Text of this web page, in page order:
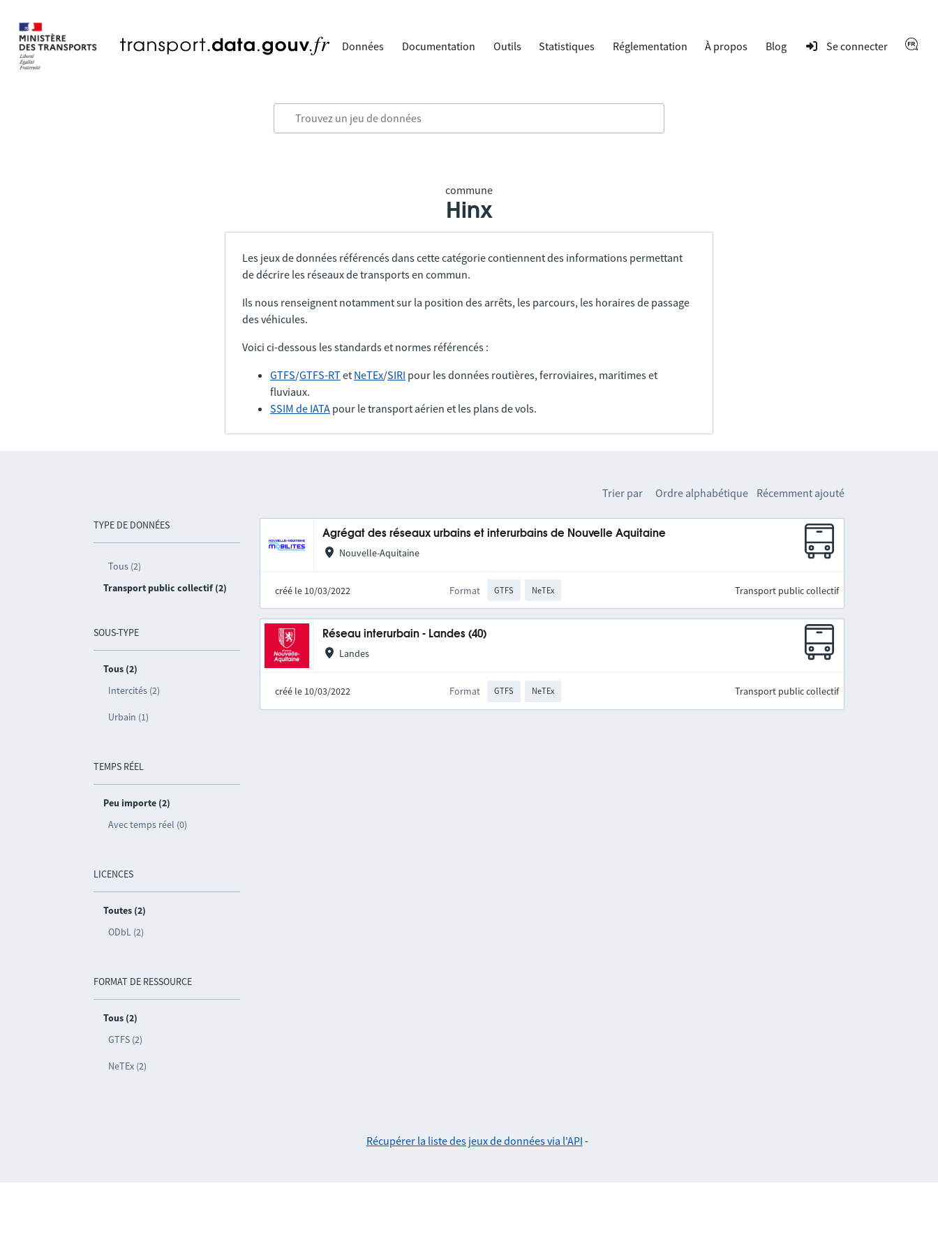
Données Documentation Outils Statistiques Réglementation À propos Blog Se connecter
commune
Hinx
Les jeux de données référencés dans cette catégorie contiennent des informations permettant
de décrire les réseaux de transports en commun.
Ils nous renseignent notamment sur la position des arrêts, les parcours, les horaires de passage
des véhicules.
Voici ci-dessous les standards et normes référencés :
GTFS/GTFS-RTet NeTEx/SIRI pour les données routières, ferroviaires, maritimes et
fluviaux.
SSIM de IATA pour le transport aérien et les plans de vols.
TYPE DE DONNÉES
Tous (2)
Transport public collectif (2)
SOUS-TYPE
Tous (2)
Intercités (2)
Urbain (1)
TEMPS RÉEL
Peu importe (2)
Avec temps réel (0)
LICENCES
Toutes (2)
ODbL (2)
FORMAT DE RESSOURCE
Tous (2)
GTFS (2)
NeTEx (2)
Trier par Ordre alphabétique Récemment ajouté
Agrégat des réseaux urbains et interurbains de Nouvelle Aquitaine
Nouvelle-Aquitaine
créé le 10/03/2022 Format GTFS NeTEx Transport public collectif
Réseau interurbain - Landes (40)
Landes
créé le 10/03/2022 Format GTFS NeTEx Transport public collectif
Récupérer la liste des jeux de données via l'API -